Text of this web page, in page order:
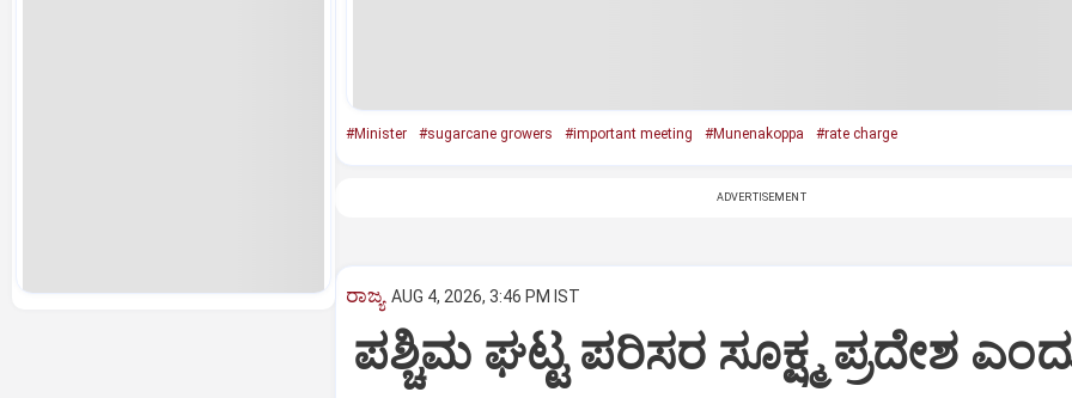
#Minister #sugarcane growers #important meeting #Munenakoppa #rate charge
ADVERTISEMENT
ರಾಜ್ಯ AUG 4, 2026, 3:46 PM IST
ಪಶ್ಚಿಮ ಘಟ್ಟ ಪರಿಸರ ಸೂಕ್ಷ್ಮ ಪ್ರದೇಶ